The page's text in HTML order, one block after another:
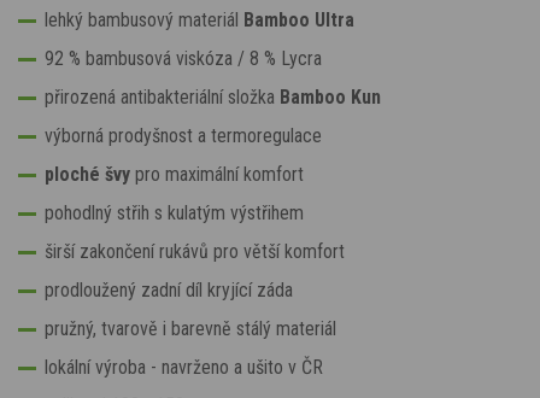
lehký bambusový materiál Bamboo Ultra
92 % bambusová viskóza / 8 % Lycra
přirozená antibakteriální složka Bamboo Kun
výborná prodyšnost a termoregulace
ploché švy pro maximální komfort
pohodlný střih s kulatým výstřihem
širší zakončení rukávů pro větší komfort
prodloužený zadní díl kryjící záda
pružný, tvarově i barevně stálý materiál
lokální výroba - navrženo a ušito v ČR